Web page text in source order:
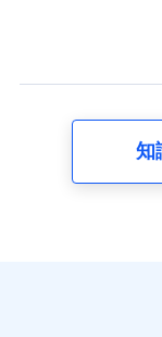
方法、車のメー
株式会社NTTドコ
知